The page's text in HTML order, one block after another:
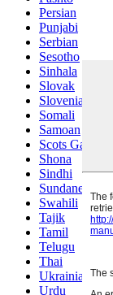
Persian
Punjabi
Serbian
Sesotho
Sinhala
Slovak
Slovenian
Somali
Samoan
Scots Gaelic
Shona
Sindhi
Sundanese
Swahili
Tajik
Tamil
Telugu
Thai
Ukrainian
Urdu